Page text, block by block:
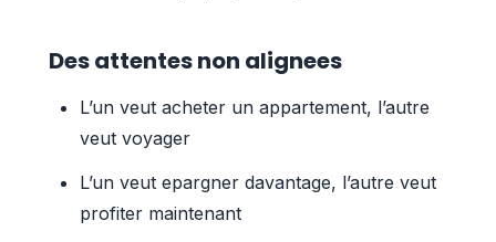
Des attentes non alignees
L’un veut acheter un appartement, l’autre
veut voyager
L’un veut epargner davantage, l’autre veut
profiter maintenant